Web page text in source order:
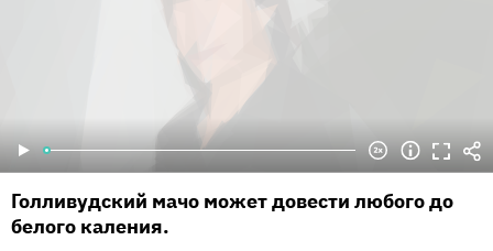
Голливудский мачо может довести любого до
белого каления.